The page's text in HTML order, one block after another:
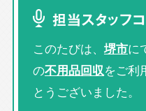
担当スタッフ
このたびは、 堺市に
の不用品回収をご利
とうございました。